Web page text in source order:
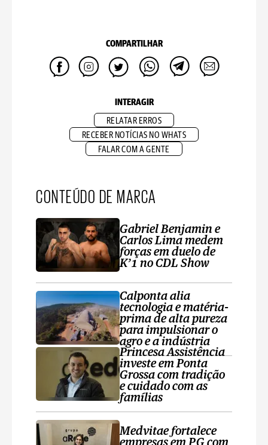
COMPARTILHAR
INTERAGIR
RELATAR ERROS
RECEBER NOTÍCIAS NO WHATS
FALAR COM A GENTE
CONTEÚDO DE MARCA
Gabriel Benjamin e
Carlos Lima medem
forças em duelo de
K’1 no CDL Show
Calponta alia
tecnologia e matéria-
prima de alta pureza
para impulsionar o
agro e a indústria
Princesa Assistência
investe em Ponta
Grossa com tradição
e cuidado com as
famílias
Medvitae fortalece
empresas em PG com